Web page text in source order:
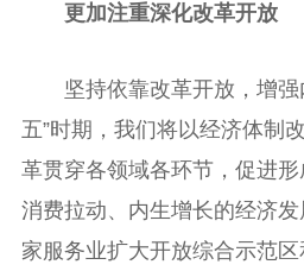
更加注重深化改革开放
坚持依靠改革开放，增
五”时期，我们将以经济体制
革贯穿各领域各环节，促进形
消费拉动、内生增长的经济
家服务业扩大开放综合示范